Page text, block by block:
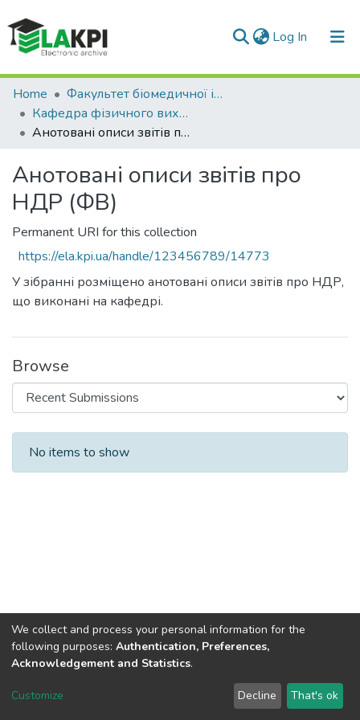
Log In (current)
Communities & Collections
All of DSpace
Home
Факультет біомедичної інженерії (ФБМІ)
Кафедра фізичного виховання (ФВ)
Анотовані описи звітів про НДР (ФВ)
Анотовані описи звітів про
НДР (ФВ)
Permanent URI for this collection
https://ela.kpi.ua/handle/123456789/14773
У зібранні розміщено анотовані описи звітів про НДР,
що виконані на кафедрі.
Browse
Recent Submissions
No items to show
DSpace software copyright © 2002-2026 LYRASIS
Send Feedback
We collect and process your personal information for the
following purposes: Authentication, Preferences,
Acknowledgement and Statistics.
Customize Decline That's ok